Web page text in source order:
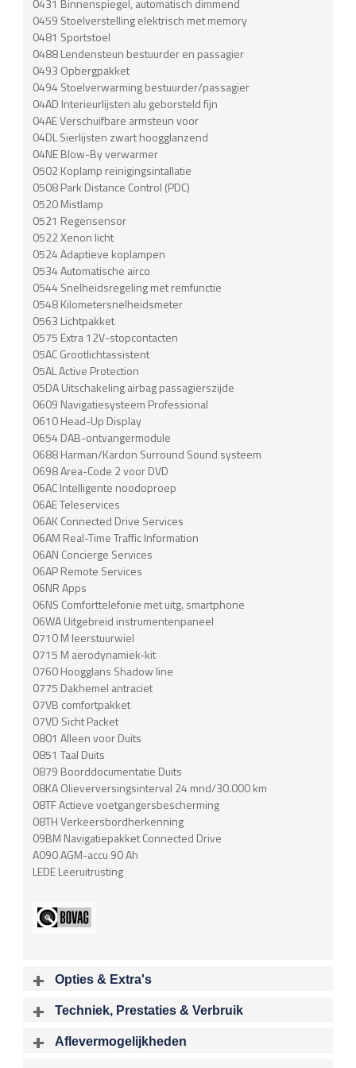
0459 Stoelverstelling elektrisch met memory
0481 Sportstoel
0488 Lendensteun bestuurder en passagier
0493 Opbergpakket
0494 Stoelverwarming bestuurder/passagier
04AD Interieurlijsten alu geborsteld fijn
04AE Verschuifbare armsteun voor
04DL Sierlijsten zwart hoogglanzend
04NE Blow-By verwarmer
0502 Koplamp reinigingsintallatie
0508 Park Distance Control (PDC)
0520 Mistlamp
0521 Regensensor
0522 Xenon licht
0524 Adaptieve koplampen
0534 Automatische airco
0544 Snelheidsregeling met remfunctie
0548 Kilometersnelheidsmeter
0563 Lichtpakket
0575 Extra 12V-stopcontacten
05AC Grootlichtassistent
05AL Active Protection
05DA Uitschakeling airbag passagierszijde
0609 Navigatiesysteem Professional
0610 Head-Up Display
0654 DAB-ontvangermodule
0688 Harman/Kardon Surround Sound systeem
0698 Area-Code 2 voor DVD
06AC Intelligente noodoproep
06AE Teleservices
06AK Connected Drive Services
06AM Real-Time Traffic Information
06AN Concierge Services
06AP Remote Services
06NR Apps
06NS Comforttelefonie met uitg. smartphone
06WA Uitgebreid instrumentenpaneel
0710 M leerstuurwiel
0715 M aerodynamiek-kit
0760 Hoogglans Shadow line
0775 Dakhemel antraciet
07VB comfortpakket
07VD Sicht Packet
0801 Alleen voor Duits
0851 Taal Duits
0879 Boorddocumentatie Duits
08KA Olieverversingsinterval 24 mnd/30.000 km
08TF Actieve voetgangersbescherming
08TH Verkeersbordherkenning
09BM Navigatiepakket Connected Drive
A090 AGM-accu 90 Ah
LEDE Leeruitrusting
Opties & Extra's
Aluminium interieur afwerking
Techniek, Prestaties & Verbruik
6 2979 cc
Aflevermogelijkheden